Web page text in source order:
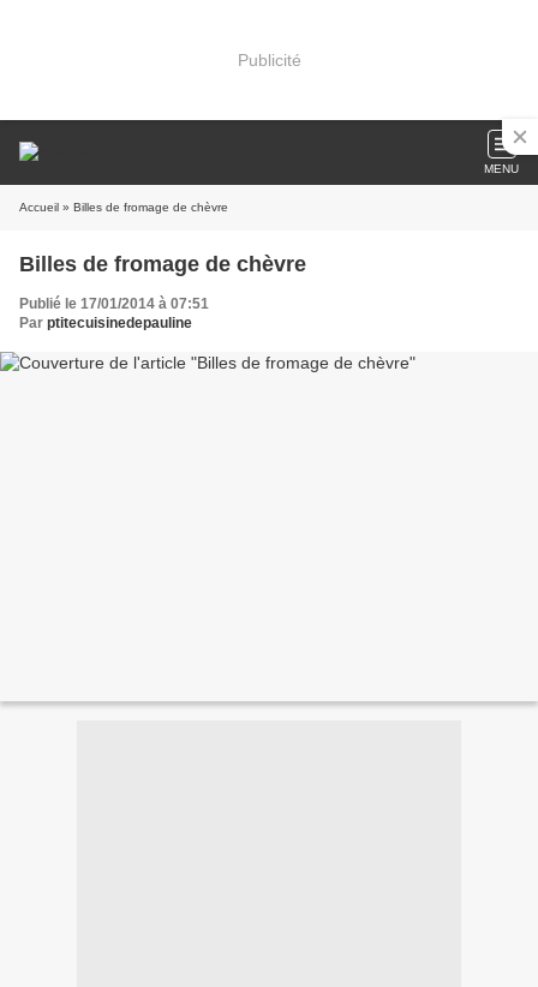
Publicité
MENU
Accueil » Billes de fromage de chèvre
Billes de fromage de chèvre
Publié le 17/01/2014 à 07:51
Par ptitecuisinedepauline